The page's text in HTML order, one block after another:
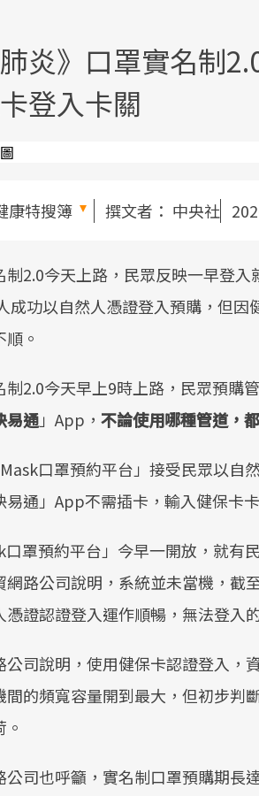
炎》口罩實名制
登入卡關
康特搜簿 撰文者： 中央社
制2.0今天上路，民眾反映一早登
成功以自然人憑證登入預購，但
。
制2.0今天早上9時上路，民眾預購
易通」App， 不論使用哪種管道，
口罩預約平台」接受民眾以自
易通」App不需插卡，輸入健保卡
口罩預約平台」今早一開放，就
網路公司說明，系統並未當機，截
憑證認證登入運作順暢，無法登入
公司說明，使用健保卡認證登入，
間的頻寬容量開到最大，但初步判
公司也呼籲，實名制口罩預購期長